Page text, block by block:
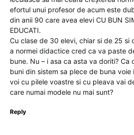
efortul unui profesor de acum este
din anii 90 care avea elevi CU BUN
EDUCATI.
Cu clase de 30 elevi, chiar si de 25 si
a normei didactice cred ca va paste
bune. Nu – i asa ca asta va doriti? Ca
buni din sistem sa plece de buna
voi cu pilele voastre si cu pleava vai
care numai modele nu mai sunt?
Reply